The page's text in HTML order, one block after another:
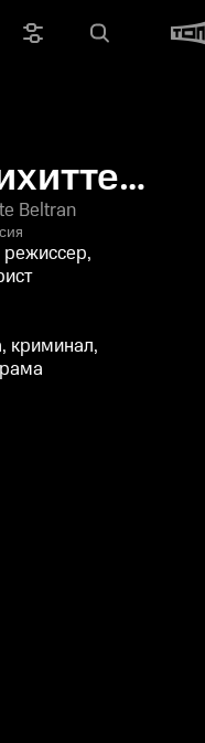
Beltran
криминал,